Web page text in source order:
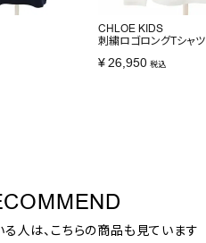
CHLOE KIDS
刺繍ロゴロングTシャツ
¥ 26,950 税込
人は、こちらの商品も見ています